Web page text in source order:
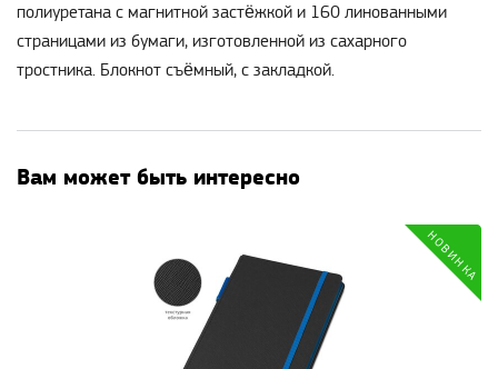
полиуретана с магнитной застёжкой и 160 линованными
страницами из бумаги, изготовленной из сахарного
тростника. Блокнот съёмный, с закладкой.
Вам может быть интересно